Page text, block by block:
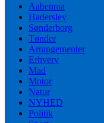
Aabenraa
Haderslev
Sønderborg
Tønder
Arrangementer
Erhverv
Mad
Motor
Natur
NYHED
Politik